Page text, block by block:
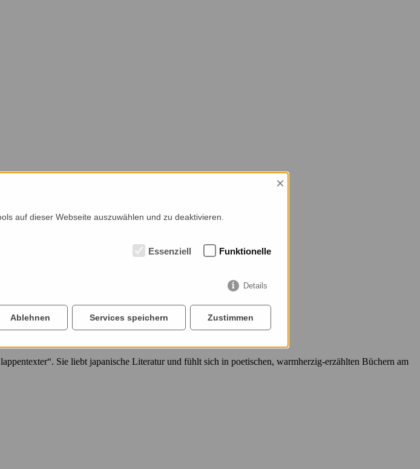
Sie liebt japanische Literatur und fühlt sich in poetischen, warmherzig-erzählten Büchern am
×
auf dieser Webseite auszuwählen und zu deaktivieren.
Essenziell Funktionelle
Details
Ablehnen Services speichern Zustimmen